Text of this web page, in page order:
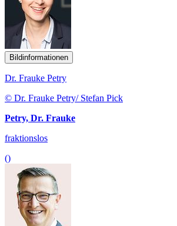
Bildinformationen
Dr. Frauke Petry
© Dr. Frauke Petry/ Stefan Pick
Petry, Dr. Frauke
fraktionslos
()